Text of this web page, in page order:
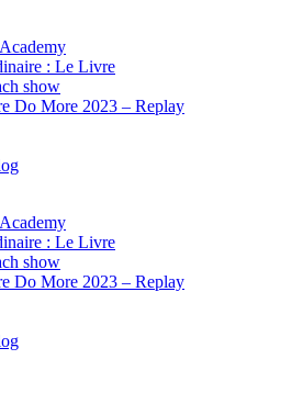
: Le Livre
show
Do More 2023 – Replay
: Le Livre
show
Do More 2023 – Replay